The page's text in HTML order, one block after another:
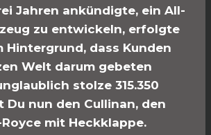
Jahren ankündigte, ein All-
zu entwickeln, erfolgte
Hintergrund, dass Kunden
Welt darum gebeten
stolze 315.350
Du nun den Cullinan, den
mit Heckklappe.